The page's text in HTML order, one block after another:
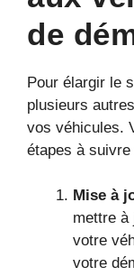
de
Pour élargir le
plusieurs
vos véhicules.
étapes à suivre
Mise à
mettre à
votre
votre